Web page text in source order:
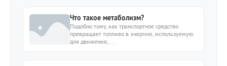
Что такое метаболизм?
Подобно тому, как транспортное средство
превращает топливо в энергию, используемую
для движения,...